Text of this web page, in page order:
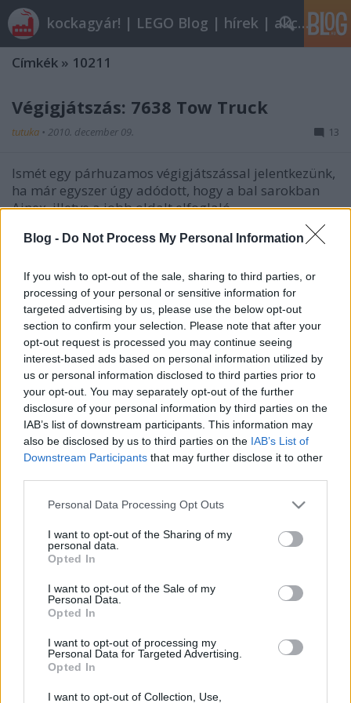
Blog - Do Not Process My Personal Information
If you wish to opt-out of the sale, sharing to third parties, or
processing of your personal or sensitive information for
targeted advertising by us, please use the below opt-out
section to confirm your selection. Please note that after your
opt-out request is processed you may continue seeing
interest-based ads based on personal information utilized by
us or personal information disclosed to third parties prior to
your opt-out. You may separately opt-out of the further
disclosure of your personal information by third parties on the
IAB’s list of downstream participants. This information may
also be disclosed by us to third parties on the IAB’s List of
Downstream Participants that may further disclose it to other
Please note that this website/app uses one or more Google
not limited to your visit or usage behaviour. You may click to
grant or deny consent to Google and its third-party tags to
use your data for below specified purposes in below Google
consent section.
Personal Data Processing Opt Outs
I want to opt-out of the Sharing of my
personal data.
Opted In
I want to opt-out of the Sale of my
Personal Data.
Opted In
I want to opt-out of processing my
Personal Data for Targeted Advertising.
Opted In
I want to opt-out of Collection, Use,
kockagyár! | LEGO Blog | hírek | akciók |
Címkék » 10211
Végigjátszás: 7638 Tow Truck
tutuka • 2010. december 09. 13
Ismét egy párhuzamos végigjátszással jelentkezünk,
ha már egyszer úgy adódott, hogy a bal sarokban
Ainex, illetve a jobb oldalt elfoglaló
nickname_porsche egyszerre játszotta végig ezt a
remek készletet. A 7642-es szuperkészlet nagyon jó,
Grand Emporium - "epic build"
2010. február 08.
A Brick Town Talknak február 26-ig sem kellett
várnia, 139 fontért (nagyjából 44.000,- Ft.) egy angol
boltban meg tudta venni a Grand Emporiumot. Az
építést, melyet egész egyszerűen az epic jelzővel illet
(nem fordítanám le), gondosan dokumentálta
blogján. Nézzétek végig! 1. A…